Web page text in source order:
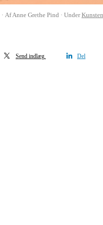
Af Anne Grethe Pind Under
Send indlæg Del